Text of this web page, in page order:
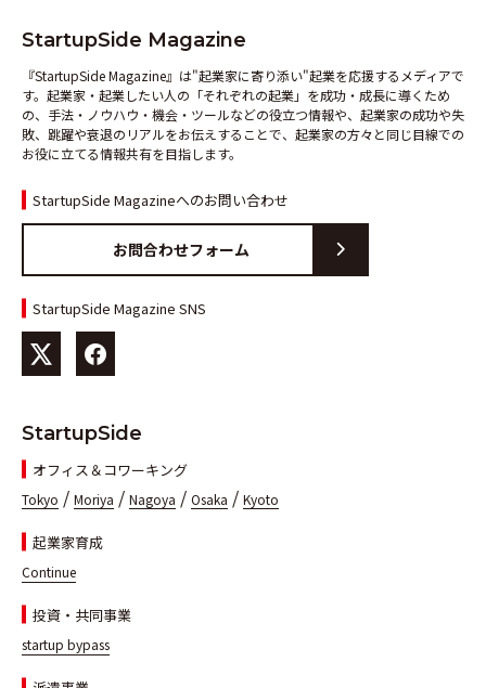
StartupSide Magazine
『StartupSide Magazine』は"起業家に寄り添い"起業を応援するメディアで
す。起業家・起業したい人の「それぞれの起業」を成功・成長に導くため
の、手法・ノウハウ・機会・ツールなどの役立つ情報や、起業家の成功や失
敗、跳躍や衰退のリアルをお伝えすることで、起業家の方々と同じ目線での
お役に立てる情報共有を目指します。
StartupSide Magazineへのお問い合わせ
お問合わせフォーム
StartupSide Magazine SNS
StartupSide
オフィス＆コワーキング
Tokyo / Moriya / Nagoya / Osaka / Kyoto
起業家育成
Continue
投資・共同事業
startup bypass